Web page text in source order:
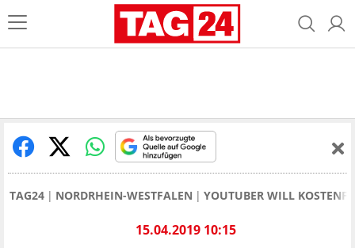
TAG24 NORDRHEIN-WESTFALEN YOUTUBER WILL
15.04.2019 10:15